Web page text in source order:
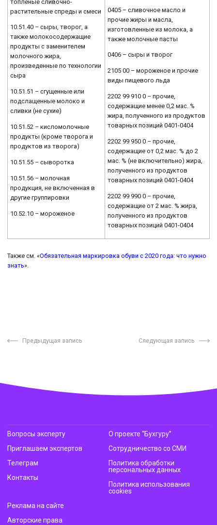
топленые сливочно-
растительные спреды и смеси
10.51.40 – сыры, творог, а
также молокосодержащие
продукты с заменителем
молочного жира,
произведенные по технологии
сыра
10.51.51 – сгущенные или
подслащенные молоко и
сливки (не сухие)
10.51.52 – кисломолочные
продукты (кроме творога и
продуктов из творога)
10.51.55 – сыворотка
10.51.56 – молочная
продукция, не включенная в
другие группировки
10.52.10 – мороженое
0405 – сливочное масло и
прочие жиры и масла,
изготовленные из молока, а
также молочные пасты
0406 – сыры и творог
2105 00 – мороженое и прочие
виды пищевого льда
2202 99 910 0 – прочие,
содержащие менее 0,2 мас. %
жира, полученного из продуктов
товарных позиций 0401-0404
2202 99 950 0 – прочие,
содержащие от 0,2 мас. % до 2
мас. % (не включительно) жира,
полученного из продуктов
товарных позиций 0401-0404
2202 99 990 0 – прочие,
содержащие от 2 мас. % жира,
полученного из продуктов
товарных позиций 0401-0404
Также см. «Обязательная маркировка обуви с 2020 года: что нужно
знать».
Предыдущая запись Следующая запись
Вопросы эксперту
Приглашаем экспертов
Телеграм
Контакты
О проекте “Бухгуру”
Сотрудничество со СМИ
Политика обработки
персональных данных
Политика использования
cookies
Реклама на сайте
Авторские права